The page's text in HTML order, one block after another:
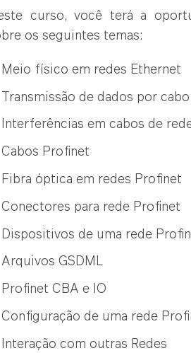
curso, você terá a
os seguintes temas:
Meio físico em redes Ethernet
Transmissão de dados por cabo
Interferências em cabos de
Cabos Profinet
Fibra óptica em redes Profinet
Conectores para rede Profinet
Dispositivos de uma rede
Arquivos GSDML
Profinet CBA e IO
Configuração de uma rede
Interação com outras Redes